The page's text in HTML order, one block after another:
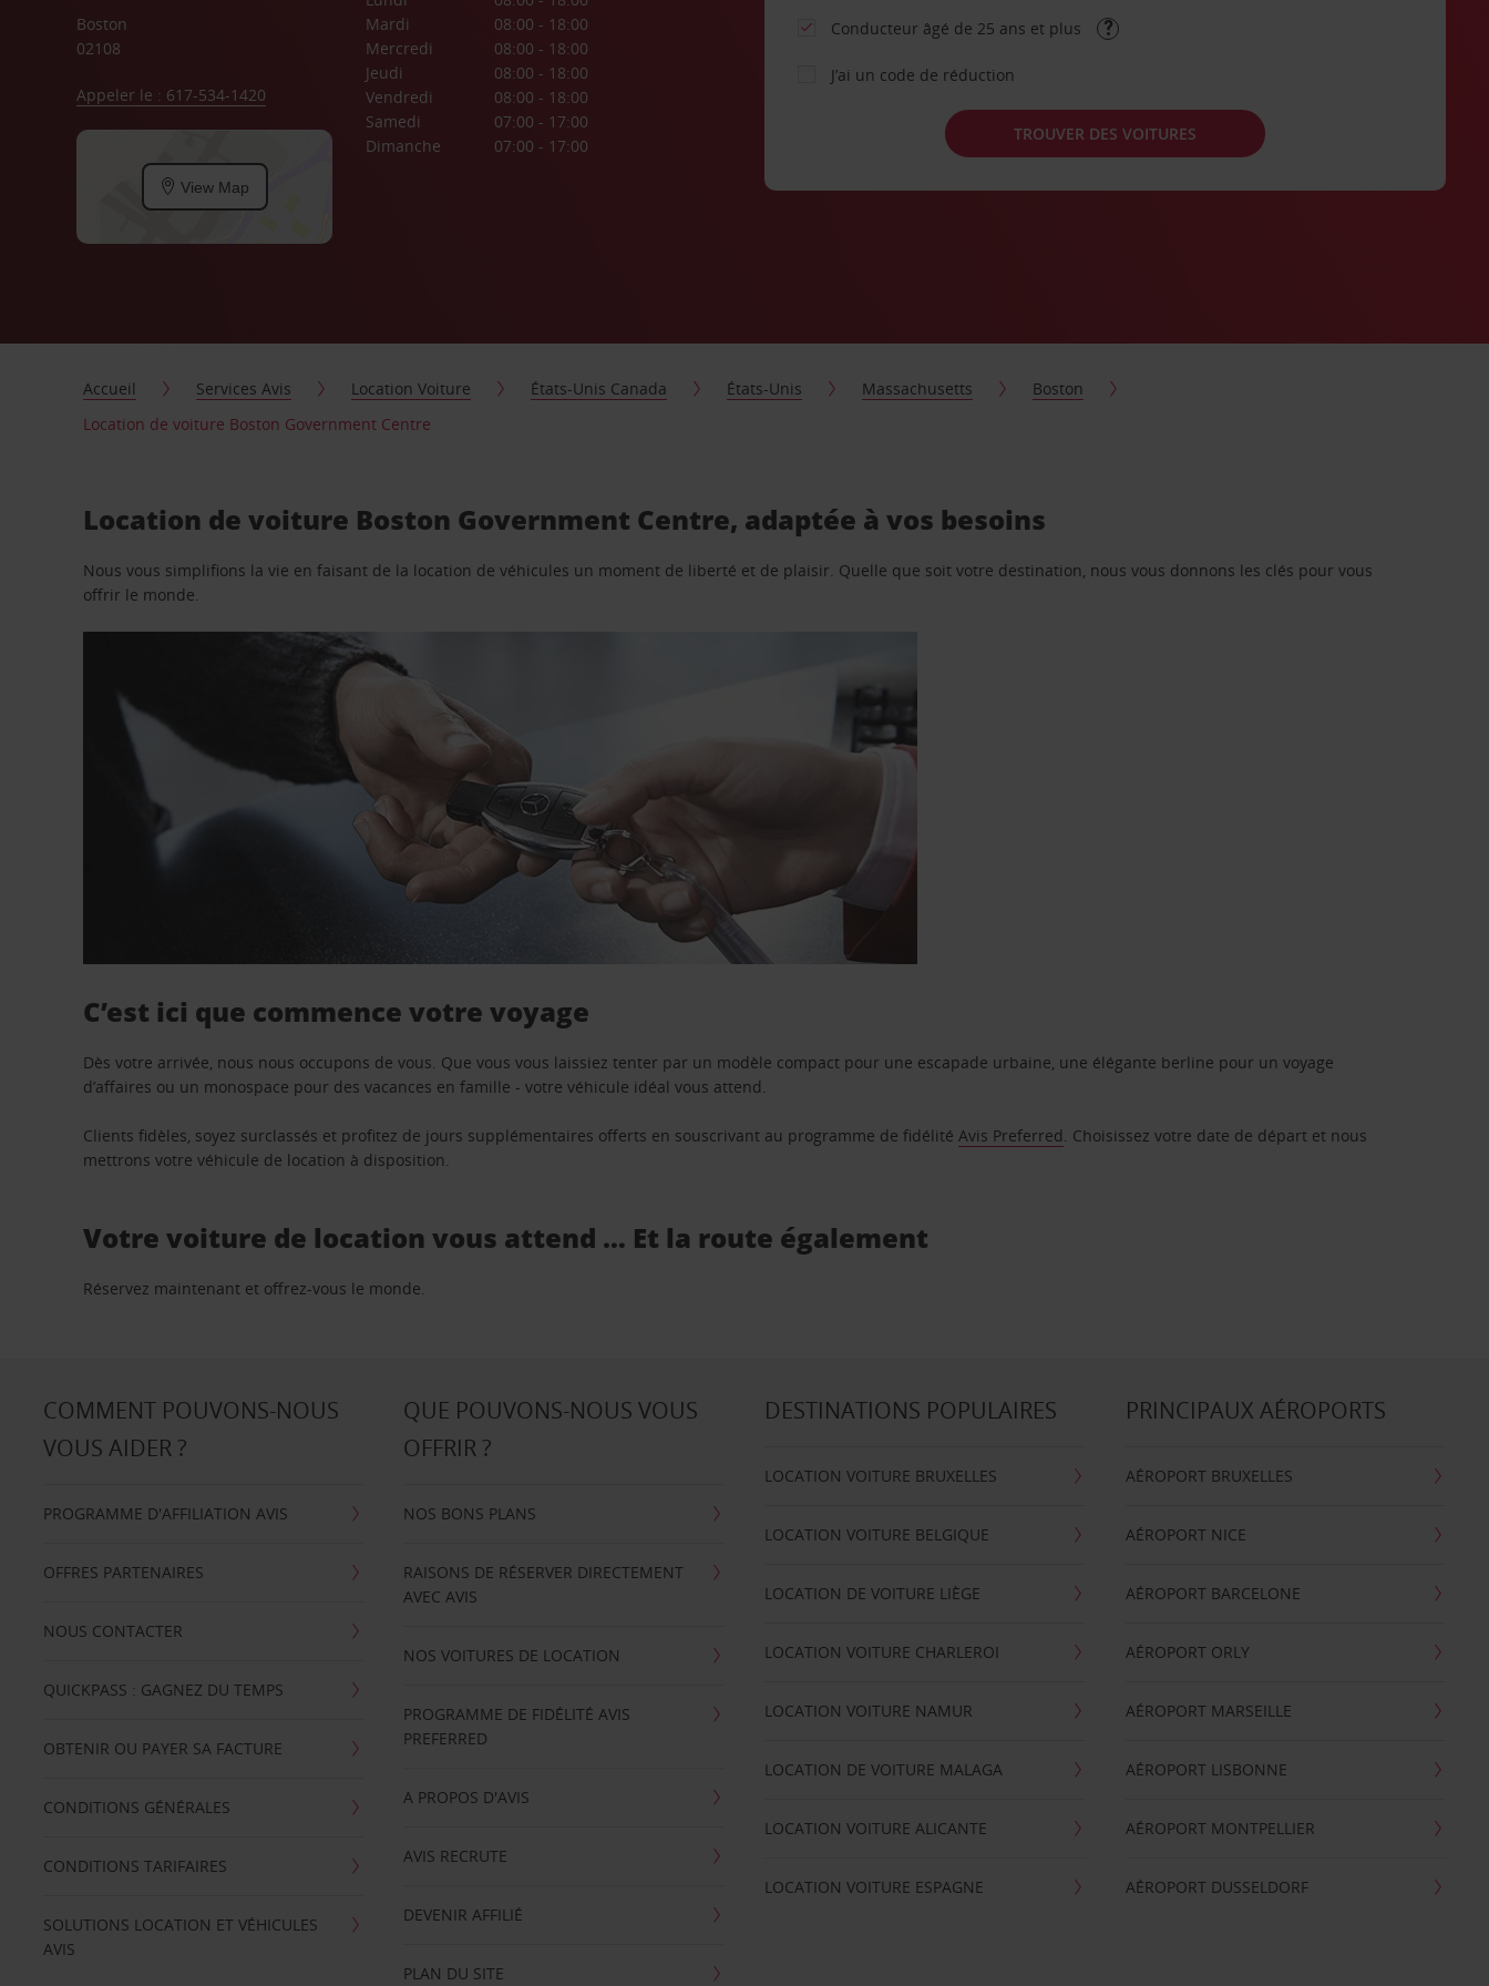
Boston
02108
Appeler le : 617-534-1420
View Map
Mardi
08:00 - 18:00
Mercredi
08:00 - 18:00
Jeudi
08:00 - 18:00
Vendredi
08:00 - 18:00
Samedi
07:00 - 17:00
Dimanche
07:00 - 17:00
Conducteur âgé de 25 ans et plus
J’ai un code de réduction
TROUVER DES VOITURES
Accueil Services Avis Location Voiture États-Unis Canada États-Unis Massachusetts
Boston
Location de voiture Boston Government Centre
Location de voiture Boston Government Centre, adaptée à vos besoins
Nous vous simplifions la vie en faisant de la location de véhicules un moment de liberté et de plaisir. Quelle que soit votre destination, nous vous donnons les clés pour vous
offrir le monde.
C’est ici que commence votre voyage
Dès votre arrivée, nous nous occupons de vous. Que vous vous laissiez tenter par un modèle compact pour une escapade urbaine, une élégante berline pour un voyage
d’affaires ou un monospace pour des vacances en famille - votre véhicule idéal vous attend.
Clients fidèles, soyez surclassés et profitez de jours supplémentaires offerts en souscrivant au programme de fidélitéAvis Preferred. Choisissez votre date de départ et nous
mettrons votre véhicule de location à disposition.
Votre voiture de location vous attend … Et la route également
Réservez maintenant et offrez-vous le monde.
COMMENT POUVONS-NOUS
VOUS AIDER ?
PROGRAMME D'AFFILIATION AVIS
OFFRES PARTENAIRES
NOUS CONTACTER
QUICKPASS : GAGNEZ DU TEMPS
OBTENIR OU PAYER SA FACTURE
CONDITIONS GÉNÉRALES
CONDITIONS TARIFAIRES
SOLUTIONS LOCATION ET VÉHICULES
AVIS
QUE POUVONS-NOUS VOUS
OFFRIR ?
NOS BONS PLANS
RAISONS DE RÉSERVER DIRECTEMENT
AVEC AVIS
NOS VOITURES DE LOCATION
PROGRAMME DE FIDÉLITÉ AVIS
PREFERRED
A PROPOS D'AVIS
AVIS RECRUTE
DEVENIR AFFILIÉ
PLAN DU SITE
DESTINATIONS POPULAIRES
LOCATION VOITURE BRUXELLES
LOCATION VOITURE BELGIQUE
LOCATION DE VOITURE LIÈGE
LOCATION VOITURE CHARLEROI
LOCATION VOITURE NAMUR
LOCATION DE VOITURE MALAGA
LOCATION VOITURE ALICANTE
LOCATION VOITURE ESPAGNE
PRINCIPAUX AÉROPORTS
AÉROPORT BRUXELLES
AÉROPORT NICE
AÉROPORT BARCELONE
AÉROPORT ORLY
AÉROPORT MARSEILLE
AÉROPORT LISBONNE
AÉROPORT MONTPELLIER
AÉROPORT DUSSELDORF